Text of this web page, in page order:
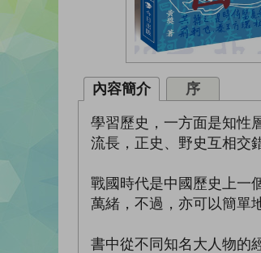
內容簡介 序
學習歷史，一方面是知性
流長，正史、野史互相交
戰國時代是中國歷史上一
萬緒，不過，亦可以簡單
書中從不同知名大人物的